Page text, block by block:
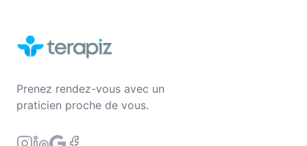
Prenez rendez-vous avec un
praticien proche de vous.